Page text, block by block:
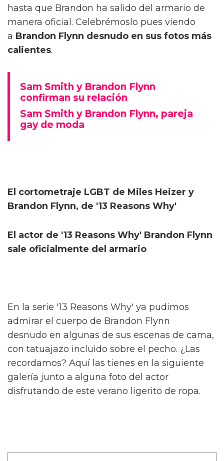
hasta que Brandon ha salido del armario de
manera oficial. Celebrémoslo pues viendo
a Brandon Flynn desnudo en sus fotos más
calientes.
Sam Smith y Brandon Flynn
confirman su relación
Sam Smith y Brandon Flynn, pareja
gay de moda
El cortometraje LGBT de Miles Heizer y
Brandon Flynn, de '13 Reasons Why'
El actor de '13 Reasons Why' Brandon Flynn
sale oficialmente del armario
En la serie '13 Reasons Why' ya pudimos
admirar el cuerpo de Brandon Flynn
desnudo en algunas de sus escenas de cama,
con tatuajazo incluido sobre el pecho. ¿Las
recordamos? Aquí las tienes en la siguiente
galería junto a alguna foto del actor
disfrutando de este verano ligerito de ropa.